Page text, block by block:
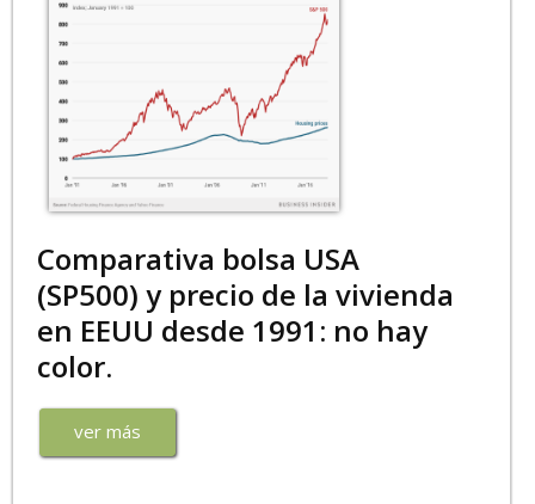
Comparativa bolsa USA
(SP500) y precio de la vivienda
en EEUU desde 1991: no hay
color.
ver más